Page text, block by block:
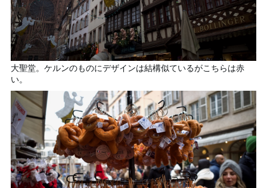
大聖堂。ケルンのものにデザインは結構似ているがこちらは赤
い。